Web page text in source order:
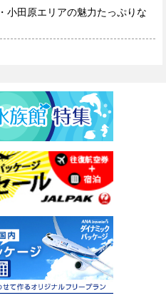
小田原エリアの魅力たっぷりな